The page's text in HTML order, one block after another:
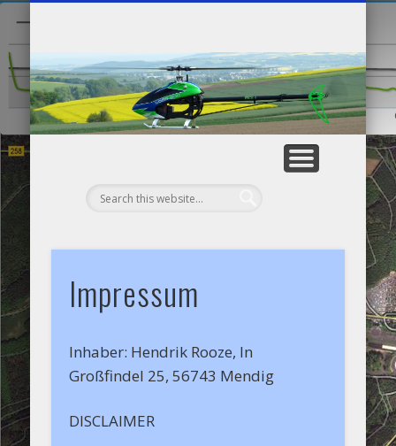
Impressum
Inhaber: Hendrik Rooze, In
Großfindel 25, 56743 Mendig
DISCLAIMER